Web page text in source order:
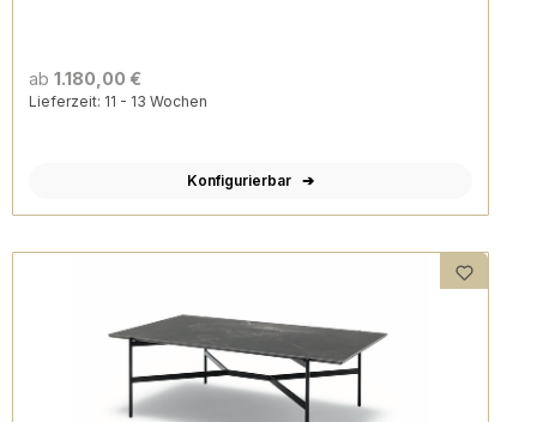
ab 1.180,00 €
Lieferzeit: 11 - 13 Wochen
Konfigurierbar